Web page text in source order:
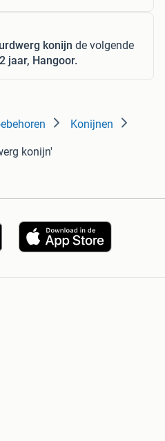
konijn de volgende
jaar, Hangoor.
Konijnen
konijn'